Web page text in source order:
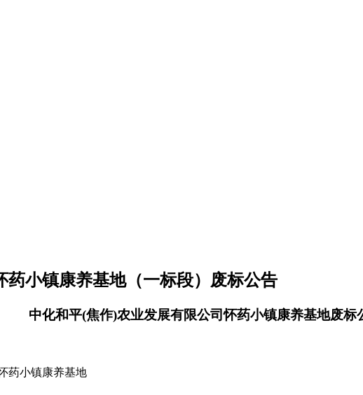
小镇康养基地（一标段）废标公告
中化和平(焦作)农业发展有限公司怀药小镇康养基地废标
药小镇康养基地